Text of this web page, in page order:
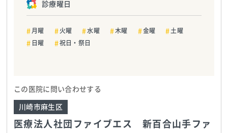
診療曜日
月曜 火曜 水曜 木曜 金曜
土曜
日曜
祝日・祭日
この医院に問い合わせする
医療法人社団ファイブエス 新百合山手ファ
川崎市麻生区